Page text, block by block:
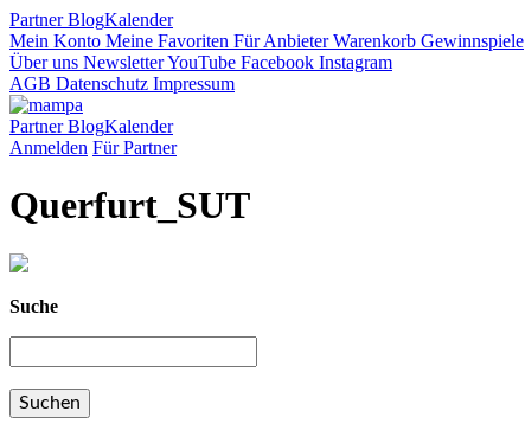
PartnerBlogKalender
Mein Konto Meine Favoriten Für AnbieterWarenkorb Gewinnspiele
Über uns NewsletterYouTube Facebook Instagram
AGB Datenschutz Impressum
PartnerBlogKalender
Anmelden Für Partner
Querfurt_SUT
Suche